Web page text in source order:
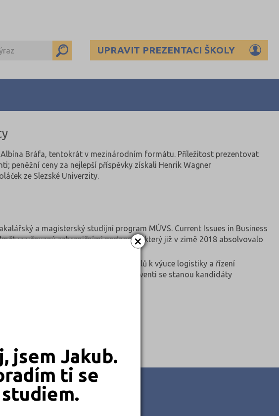
×
jsem Jakub.
ti se
studiem.
UPRAVIT PREZENTACI ŠKOLY
Bráfa, tentokrát v mezinárodním formátu. Příležitost prezentovat
peněžní ceny za nejlepší příspěvky získali Henrik Wagner
ze Slezské Univerzity.
a magisterský studijní program MÚVS. Current Issues in Business
vyučovaný zahraničními pedagogy, který již v zimě 2018 absolvovalo
škol blok certifikovaných modulů k výuce logistiky a řízení
předmětů v angličtině a jeho absolventi se stanou kandidáty